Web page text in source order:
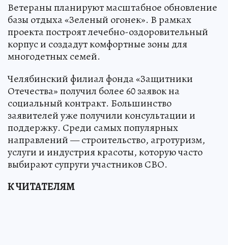
Ветераны планируют масштабное обновление
базы отдыха «Зеленый огонек». В рамках
проекта построят лечебно-оздоровительный
корпус и создадут комфортные зоны для
многодетных семей.
Челябинский филиал фонда «Защитники
Отечества» получил более 60 заявок на
социальный контракт. Большинство
заявителей уже получили консультации и
поддержку. Среди самых популярных
направлений — строительство, агротуризм,
услуги и индустрия красоты, которую часто
выбирают супруги участников СВО.
К ЧИТАТЕЛЯМ